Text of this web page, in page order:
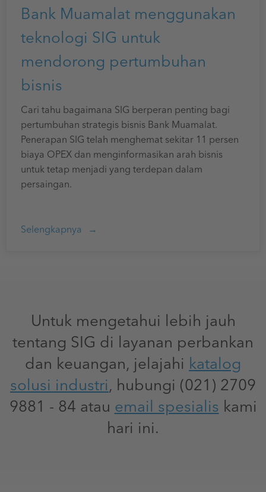
Bank Muamalat menggunakan
teknologi SIG untuk
mendorong pertumbuhan
bisnis
Cari tahu bagaimana SIG berperan penting bagi
pertumbuhan strategis bisnis Bank Muamalat.
Penerapan SIG telah menghemat sekitar 11 persen
biaya OPEX dan menginformasikan arah bisnis
untuk tetap menjadi yang terdepan dalam
persaingan.
Selengkapnya
Untuk mengetahui lebih jauh
tentang SIG di layanan perbankan
dan keuangan, jelajahi katalog
solusi industri, hubungi (021) 2709
9881 - 84 atauemail spesialiskami
hari ini.